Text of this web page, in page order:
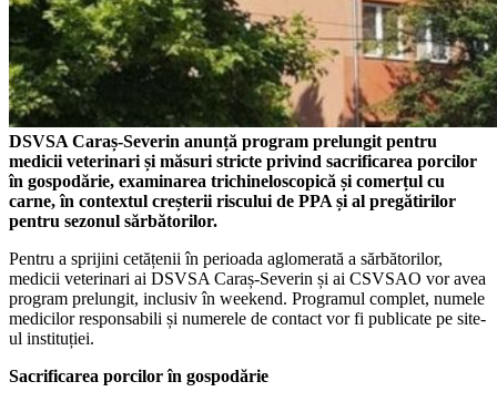
DSVSA Caraș-Severin anunță program prelungit pentru
medicii veterinari și măsuri stricte privind sacrificarea porcilor
în gospodărie, examinarea trichineloscopică și comerțul cu
carne, în contextul creșterii riscului de PPA și al pregătirilor
pentru sezonul sărbătorilor.
Pentru a sprijini cetățenii în perioada aglomerată a sărbătorilor,
medicii veterinari ai DSVSA Caraș-Severin și ai CSVSAO vor avea
program prelungit, inclusiv în weekend. Programul complet, numele
medicilor responsabili și numerele de contact vor fi publicate pe site-
ul instituției.
Sacrificarea porcilor în gospodărie